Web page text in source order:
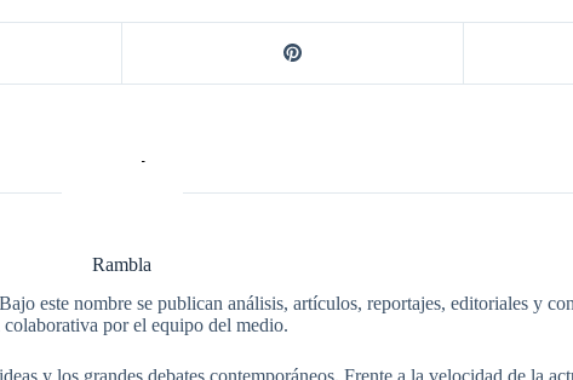
Rambla
este nombre se publican análisis, artículos, reportajes, editoriales y
colaborativa por el equipo del medio.